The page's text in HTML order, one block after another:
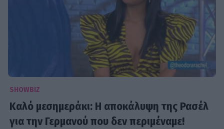
SHOWBIZ
Καλό μεσημεράκι: Η αποκάλυψη της Ρασέλ
για την Γερμανού που δεν περιμέναμε!